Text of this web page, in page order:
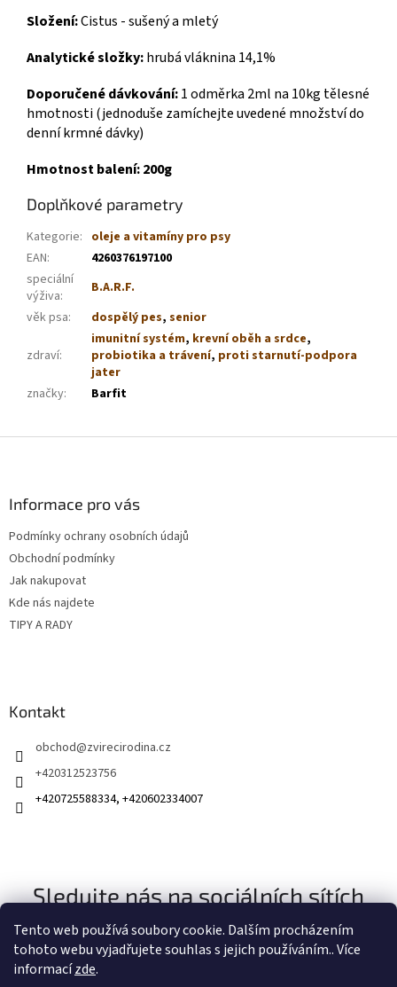
Tento web používá soubory cookie. Dalším procházením
tohoto webu vyjadřujete souhlas s jejich používáním.. Více
informacízde.
Složení:Cistus - sušený a mletý
Analytické složky:hrubá vláknina 14,1%
Doporučené dávkování:1 odměrka 2ml na 10kg tělesné
hmotnosti (jednoduše zamíchejte uvedené množství do
denní krmné dávky)
Hmotnost balení: 200g
Doplňkové parametry
Kategorie: oleje a vitamíny pro psy
EAN:
4260376197100
speciální
výživa:
B.A.R.F.
věk psa: dospělý pes, senior
zdraví:
imunitní systém, krevní oběh a srdce,
probiotika a trávení, proti starnutí-podpora
jater
značky: Barfit
Informace pro vás
Podmínky ochrany osobních údajů
Obchodní podmínky
Jak nakupovat
Kde nás najdete
TIPY A RADY
Kontakt
obchod@zvirecirodina.cz
+420312523756
+420725588334, +420602334007
Sledujte nás na sociálních sítích